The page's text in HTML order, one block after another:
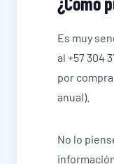
Es muy
al +57 304
por
anual).
No lo